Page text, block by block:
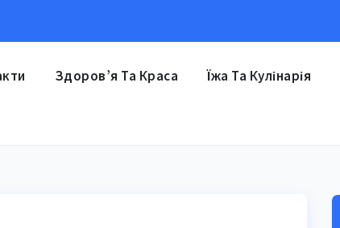
Здоров’я Та Краса Їжа Та Кулінарія